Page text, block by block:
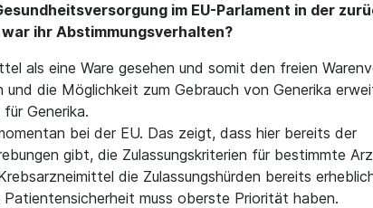
im EU-Parlament in der
ihr Abstimmungsverhalten?
als eine Ware gesehen und somit den freien
die Möglichkeit zum Gebrauch von Generika
Generika.
bei der EU. Das zeigt, dass hier bereits der
gibt, die Zulassungskriterien für bestimmte
die Zulassungshürden bereits
muss oberste Priorität haben.